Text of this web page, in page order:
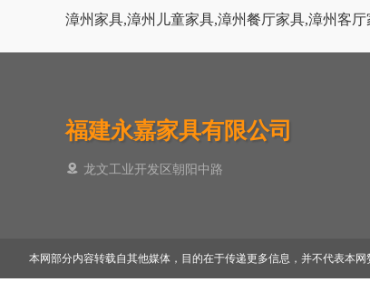
漳州家具,漳州儿童家具,漳州餐厅家具,漳州客
福建永嘉家具有限公司
龙文工业开发区朝阳中路
本网部分内容转载自其他媒体，目的在于传递更多信息，并不代表本